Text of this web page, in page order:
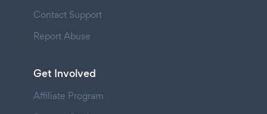
Contact Support
Report Abuse
Get Involved
Affiliate Program